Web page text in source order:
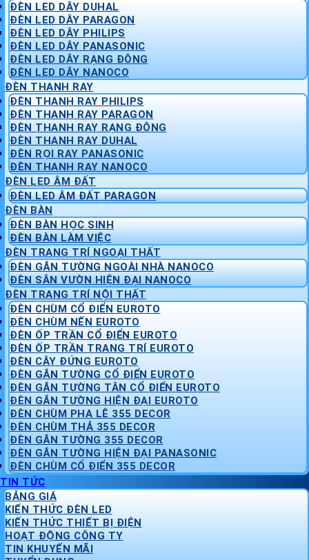
ĐÈN LED DÂY DUHAL
ĐÈN LED DÂY PARAGON
ĐÈN LED DÂY PHILIPS
ĐÈN LED DÂY PANASONIC
ĐÈN LED DÂY RẠNG ĐÔNG
ĐÈN LED DÂY NANOCO
ĐÈN THANH RAY
ĐÈN THANH RAY PHILIPS
ĐÈN THANH RAY PARAGON
ĐÈN THANH RAY RẠNG ĐÔNG
ĐÈN THANH RAY DUHAL
ĐÈN RỌI RAY PANASONIC
ĐÈN THANH RAY NANOCO
ĐÈN LED ÂM ĐẤT
ĐÈN LED ÂM ĐẤT PARAGON
ĐÈN BÀN
ĐÈN BÀN HỌC SINH
ĐÈN BÀN LÀM VIỆC
ĐÈN TRANG TRÍ NGOẠI THẤT
ĐÈN GẮN TƯỜNG NGOÀI NHÀ NANOCO
ĐÈN SÂN VƯỜN HIỆN ĐẠI NANOCO
ĐÈN TRANG TRÍ NỘI THẤT
ĐÈN CHÙM CỔ ĐIỂN EUROTO
ĐÈN CHÙM NẾN EUROTO
ĐÈN ỐP TRẦN CỔ ĐIỂN EUROTO
ĐÈN ỐP TRẦN TRANG TRÍ EUROTO
ĐÈN CÂY ĐỨNG EUROTO
ĐÈN GẮN TƯỜNG CỔ ĐIỂN EUROTO
ĐÈN GẮN TƯỜNG TÂN CỔ ĐIỂN EUROTO
ĐÈN GẮN TƯỜNG HIỆN ĐẠI EUROTO
ĐÈN CHÙM PHA LÊ 355 DECOR
ĐÈN CHÙM THẢ 355 DECOR
ĐÈN GẮN TƯỜNG 355 DECOR
ĐÈN GẮN TƯỜNG HIỆN ĐẠI PANASONIC
ĐÈN CHÙM CỔ ĐIỂN 355 DECOR
TIN TỨC
BẢNG GIÁ
KIẾN THỨC ĐÈN LED
KIẾN THỨC THIẾT BỊ ĐIỆN
HOẠT ĐỘNG CÔNG TY
TIN KHUYẾN MÃI